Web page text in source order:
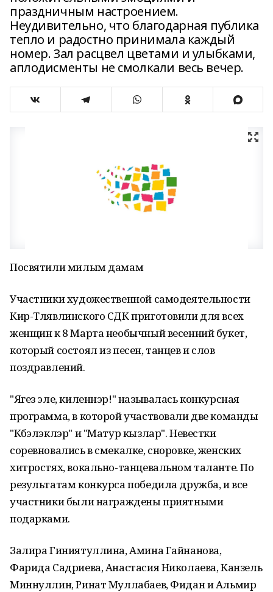
праздничным настроением.
Неудивительно, что благодарная публика
тепло и радостно принимала каждый
номер. Зал расцвел цветами и улыбками,
аплодисменты не смолкали весь вечер.
Посвятили милым дамам
Участники художественной самодеятельности
Кир-Тлявлинского СДК приготовили для всех
женщин к 8 Марта необычный весенний букет,
который состоял из песен, танцев и слов
поздравлений.
"Ягез эле, киленнэр!" называлась конкурсная
программа, в которой участвовали две команды
"Күбэлэклэр" и "Матур кызлар". Невестки
соревновались в смекалке, сноровке, женских
хитростях, вокально-танцевальном таланте. По
результатам конкурса победила дружба, и все
участники были награждены приятными
подарками.
Залира Гиниятуллина, Амина Гайнанова,
Фарида Садриева, Анастасия Николаева, Канзель
Миннуллин, Ринат Муллабаев, Фидан и Альмир